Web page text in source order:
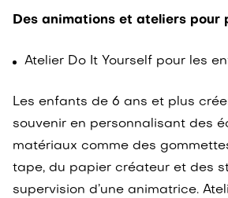
Des animations et ateliers pour
Atelier Do It Yourself pour les
Les enfants de 6 ans et plus
souvenir en personnalisant des
matériaux comme des
tape, du papier créateur et des
supervision d’une animatrice.